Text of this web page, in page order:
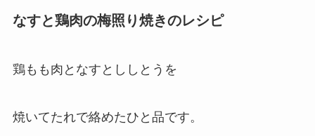
なすと鶏肉の梅照り焼きのレシピ
鶏もも肉となすとししとうを
焼いてたれで絡めたひと品です。